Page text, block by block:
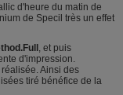
d'heure du matin de
de Specil très un effet
, et puis
d'impression.
Ainsi des
tiré bénéfice de la